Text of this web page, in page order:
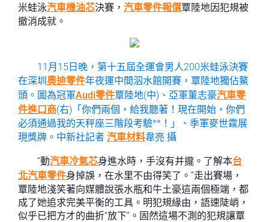
米蛙泳汽車機油芯決賽， 汽車零件報價覃陸地因犯規被
撤消成就。
11月15日晚，第十五屆全運會男人200米蛙泳決賽
在深圳 奧迪零件年夜運中間泅水館開賽，覃陸地獨佔鰲
頭。圖為冠軍Audi零件覃陸地(中)、亞軍董志豪汽車零
件進口商(右)「你們兩個，給我聽著！現在開始，你們
必須通過我的天秤座三階段考驗**！」、季軍麥世霆展
現獎牌。中新社記者 汽車材料韋亮 攝
“動汽車冷氣芯身進水時，手沒有并攏。了解本台
北汽車零件身掉誤，在水里不由得笑了。”走出賽場，
覃陸地淺笑著向媒體說張水瓶和牛土豪這兩個極端，都
成了她追求完美平衡的工具。明犯規緣由，語速陡峭，
似乎已把方才的曲折“放下”。固然這場不測的犯規讓覃